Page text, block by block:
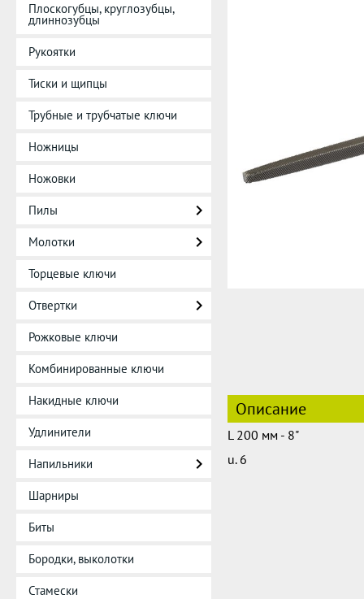
Плоскогубцы, круглозубцы,
длиннозубцы
Рукоятки
Тиски и щипцы
Трубные и трубчатые ключи
Ножницы
Ножовки
Пилы
Молотки
Торцевые ключи
Отвертки
Рожковые ключи
Комбинированные ключи
Накидные ключи
Удлинители
Напильники
Шарниры
Биты
Бородки, выколотки
Стамески
Описание
L 200 мм - 8"
u. 6